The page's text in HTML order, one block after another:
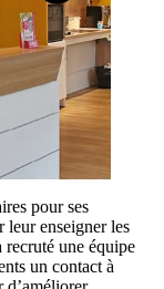
pour ses
leur enseigner les
recruté une équipe
un contact à